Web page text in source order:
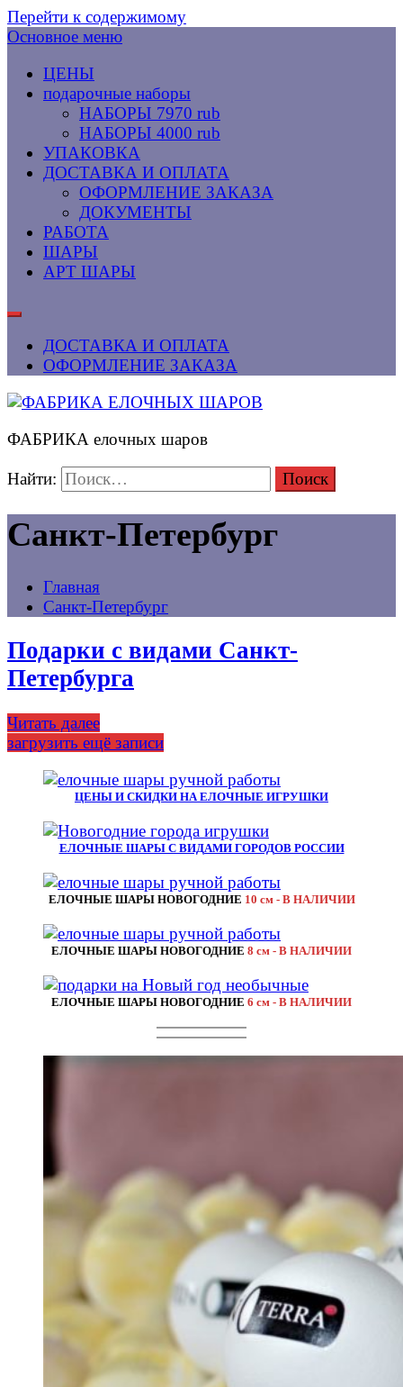
Перейти к содержимому
Основное меню
ЦЕНЫ
подарочные наборы
НАБОРЫ 7970 rub
НАБОРЫ 4000 rub
УПАКОВКА
ДОСТАВКА И ОПЛАТА
ОФОРМЛЕНИЕ ЗАКАЗА
ДОКУМЕНТЫ
РАБОТА
ШАРЫ
АРТ ШАРЫ
ДОСТАВКА И ОПЛАТА
ОФОРМЛЕНИЕ ЗАКАЗА
ФАБРИКА елочных шаров
Найти:
Санкт-Петербург
Главная
Санкт-Петербург
Подарки с видами Санкт-
Петербурга
Читать далее
загрузить ещё записи
ЦЕНЫ И СКИДКИ НА ЕЛОЧНЫЕ ИГРУШКИ
ЕЛОЧНЫЕ ШАРЫ С ВИДАМИ ГОРОДОВ РОССИИ
ЕЛОЧНЫЕ ШАРЫ НОВОГОДНИЕ 10 см - В НАЛИЧИИ
ЕЛОЧНЫЕ ШАРЫ НОВОГОДНИЕ 8 см - В НАЛИЧИИ
ЕЛОЧНЫЕ ШАРЫ НОВОГОДНИЕ 6 см - В НАЛИЧИИ